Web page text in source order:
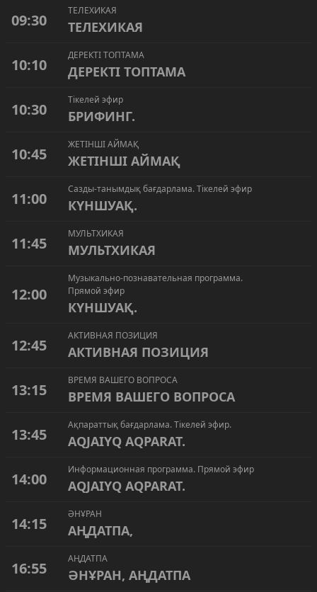
09:30
ТЕЛЕХИКАЯ
ТЕЛЕХИКАЯ
10:10
ДЕРЕКТІ ТОПТАМА
ДЕРЕКТІ ТОПТАМА
10:30
Тікелей эфир
БРИФИНГ.
10:45
ЖЕТІНШІ АЙМАҚ
ЖЕТІНШІ АЙМАҚ
11:00
Сазды-танымдық бағдарлама. Тікелей эфир
КҮНШУАҚ.
11:45
МУЛЬТХИКАЯ
МУЛЬТХИКАЯ
12:00
Музыкально-познавательная программа.
Прямой эфир
КҮНШУАҚ.
12:45
АКТИВНАЯ ПОЗИЦИЯ
АКТИВНАЯ ПОЗИЦИЯ
13:15
ВРЕМЯ ВАШЕГО ВОПРОСА
ВРЕМЯ ВАШЕГО ВОПРОСА
13:45
Ақпараттық бағдарлама. Тікелей эфир.
AQJAIYQ AQPARAT.
14:00
Информационная программа. Прямой эфир
AQJAIYQ AQPARAT.
14:15
ӘНҰРАН
АҢДАТПА,
16:55
АҢДАТПА
ӘНҰРАН, АҢДАТПА